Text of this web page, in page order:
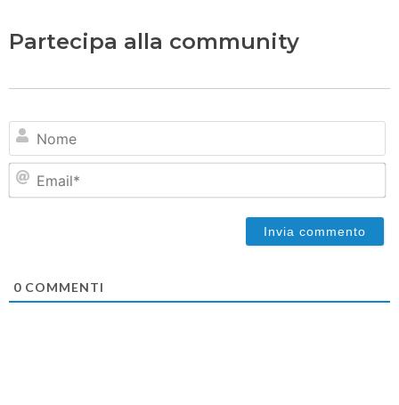
Partecipa alla community
0 COMMENTI